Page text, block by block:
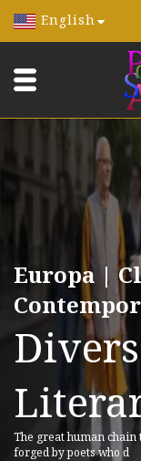
English
Europa |
The great human
forged by poets who d